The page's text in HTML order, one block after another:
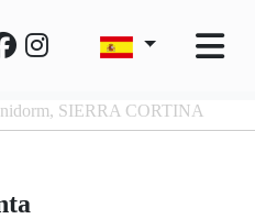
SIERRA CORTINA